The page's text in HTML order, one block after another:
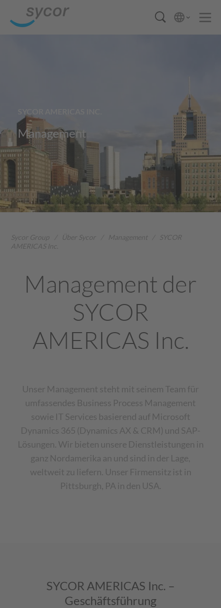
Management
Sycor Group Über Sycor Management
SYCOR
AMERICAS Inc.
Management der
SYCOR
AMERICAS Inc.
Unser Management steht mit seinem Team für
umfassendes Business Process Management
sowie IT Services basierend auf Microsoft
Dynamics 365 (Dynamics AX & CRM) und SAP-
Lösungen. Wir bieten unsere Dienstleistungen in
ganz Nordamerika an und sind in der Lage,
weltweit zu liefern. Unser Firmensitz ist in
Pittsburgh, PA in den USA.
SYCOR AMERICAS Inc. –
Geschäftsführung